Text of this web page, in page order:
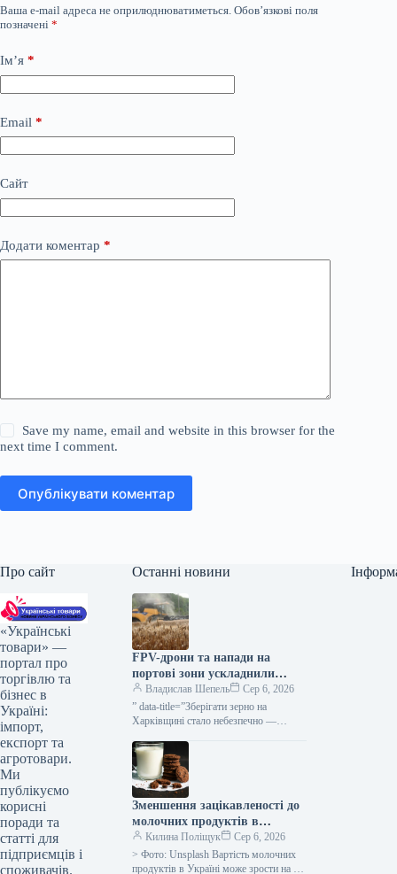
Ваша e-mail адреса не оприлюднюватиметься. Обов’язкові поля
позначені *
Ім’я *
Email *
Сайт
Додати коментар *
Save my name, email and website in this browser for the
next time I comment.
Опублікувати коментар
Про сайт
«Українські
товари» —
портал про
торгівлю та
бізнес в
Україні:
імпорт,
експорт та
агротовари.
Ми
публікуємо
корисні
поради та
статті для
підприємців і
споживачів.
Останні новини
FPV-дрони та напади на
портові зони ускладнили
діяльність сільгоспвиробників
Харківської області —
КУРКУЛЬ
Владислав Шепель
Сер 6, 2026
” data-title=”Зберігати зерно на
Харківщині стало небезпечно —
url=”https://kurkul.com/news/41851-
zberigati-zerno-na-harkivschini-stalo-
nebezpechno–fermer”> Зберігати
врожай на Харківщині стало
ризиковано — аграрій 5 серпня…
Зменшення зацікавленості до
молочних продуктів в
Україні, восени ймовірне
підвищення вартості на 5-
10% – АВМ
Килина Поліщук
Сер 6, 2026
> Фото: Unsplash Вартість молочних
продуктів в Україні може зрости на 5-